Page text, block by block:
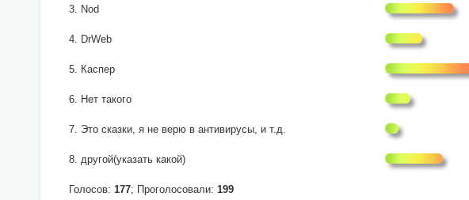
Nod
DrWeb
Каспер
Нет такого
Это сказки, я не верю в антивирусы, и т.д.
другой(указать какой)
Голосов: 177; Проголосовали: 199